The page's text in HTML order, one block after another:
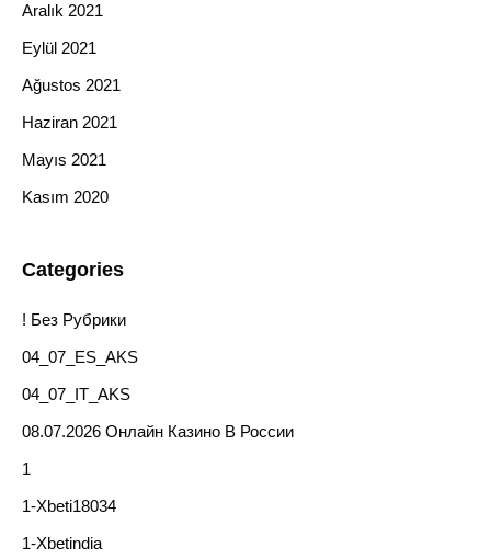
Aralık 2021
Eylül 2021
Ağustos 2021
Haziran 2021
Mayıs 2021
Kasım 2020
Categories
! Без Рубрики
04_07_ES_AKS
04_07_IT_AKS
08.07.2026 Онлайн Казино В России
1
1-Xbeti18034
1-Xbetindia